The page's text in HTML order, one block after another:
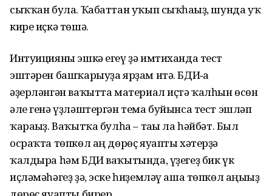
сыҡҡан була. Ҡабаттан уҡып сыҡһағыҙ, шунда уҡ
кире иҫкә төшә.
Интуицияны эшкә егеү ҙә имтиханда тест
эштәрен башҡарыуҙа ярҙам итә. БДИ‑ға
әҙерләнгән ваҡытта материал иҫтә ҡалһын өсөн
әле генә үҙләштергән тема буйынса тест эшләп
ҡарағыҙ. Ваҡытҡа булһа – тағы ла һәйбәт. Был
осраҡта төпкөл аң дөрөҫ яуапты хәтерҙә
ҡалдыра һәм БДИ ваҡытында, үҙегеҙ бик үк
иҫләмәһәгеҙ ҙә, эске һиҙемләү аша төпкөл аңығыҙ